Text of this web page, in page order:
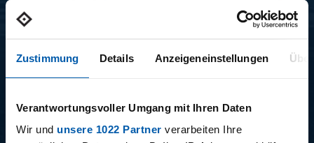
Zustimmung Details Anzeigeneinstellungen
Verantwortungsvoller Umgang mit Ihren Daten
Wir und unsere 1022 Partner verarbeiten Ihre
15.12.2025 11.12.2025
BUNDESLIGA SAISON 2025/2026